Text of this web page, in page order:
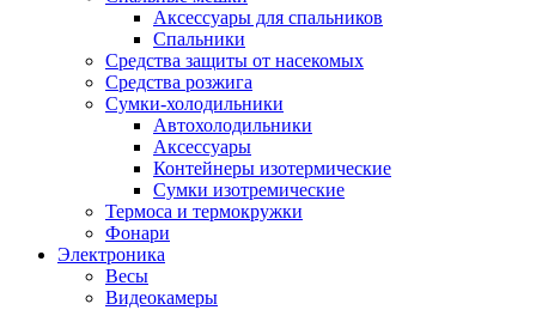
Аксессуары для спальников
Спальники
Средства защиты от насекомых
Средства розжига
Сумки-холодильники
Автохолодильники
Аксессуары
Контейнеры изотермические
Сумки изотремические
Термоса и термокружки
Фонари
Электроника
Весы
Видеокамеры